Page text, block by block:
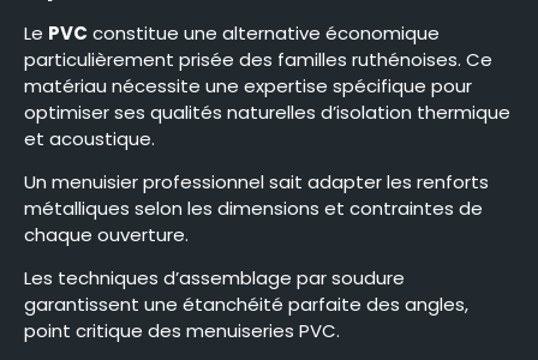
Le PVC constitue une alternative économique
particulièrement prisée des familles ruthénoises. Ce
matériau nécessite une expertise spécifique pour
optimiser ses qualités naturelles d’isolation thermique
et acoustique.
Un menuisier professionnel sait adapter les renforts
métalliques selon les dimensions et contraintes de
chaque ouverture.
Les techniques d’assemblage par soudure
garantissent une étanchéité parfaite des angles,
point critique des menuiseries PVC.